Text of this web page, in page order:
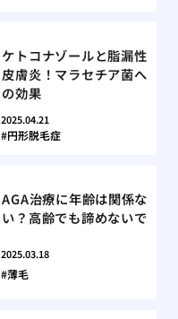
ケトコナゾールと脂漏性
皮膚炎！マラセチア菌へ
の効果
2025.04.21
円形脱毛症
AGA治療に年齢は関係な
い？高齢でも諦めないで
2025.03.18
薄毛